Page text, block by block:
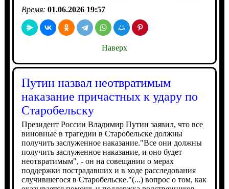
Время: 01.06.2026 19:57
Наверх
Путин назвал неотвратимым
наказание причастных к удару по
Старобельску
Президент России Владимир Путин заявил, что все
виновные в трагедии в Старобельске должны
получить заслуженное наказание."Все они должны
получить заслуженное наказание, и оно будет
неотвратимым", - он на совещании о мерах
поддержки пострадавших и в ходе расследования
случившегося в Старобельске."(...) вопрос о том, как